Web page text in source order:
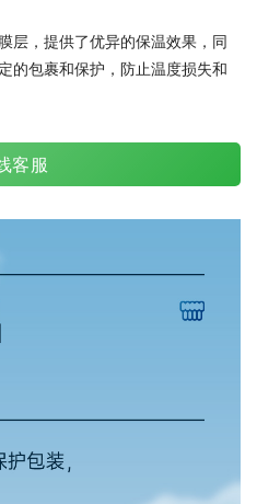
层，提供了优异的保温效果，同
的包裹和保护，防止温度损失和
客服